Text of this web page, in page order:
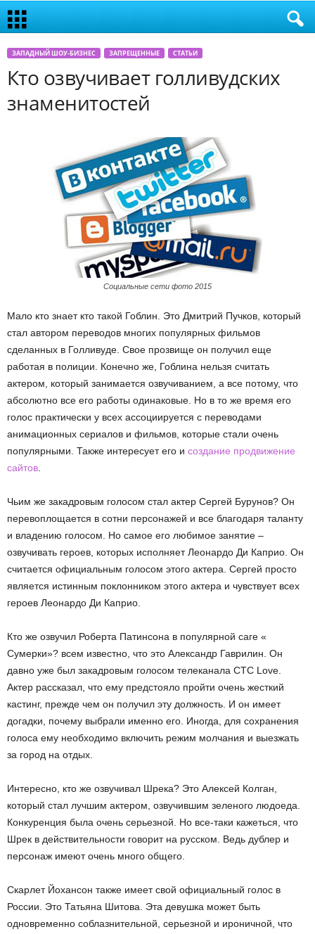
ЗАПАДНЫЙ ШОУ-БИЗНЕС ЗАПРЕЩЕННЫЕ СТАТЬИ
Кто озвучивает голливудских
знаменитостей
Социальные сети фото 2015
Мало кто знает кто такой Гоблин. Это Дмитрий Пучков, который
стал автором переводов многих популярных фильмов
сделанных в Голливуде. Свое прозвище он получил еще
работая в полиции. Конечно же, Гоблина нельзя считать
актером, который занимается озвучиванием, а все потому, что
абсолютно все его работы одинаковые. Но в то же время его
голос практически у всех ассоциируется с переводами
анимационных сериалов и фильмов, которые стали очень
популярными. Также интересует его и создание продвижение
сайтов
Чьим же закадровым голосом стал актер Сергей Бурунов? Он
перевоплощается в сотни персонажей и все благодаря таланту
и владению голосом. Но самое его любимое занятие –
озвучивать героев, которых исполняет Леонардо Ди Каприо. Он
считается официальным голосом этого актера. Сергей просто
является истинным поклонником этого актера и чувствует всех
героев Леонардо Ди Каприо.
Кто же озвучил Роберта Патинсона в популярной саге «
Сумерки»? всем известно, что это Александр Гаврилин. Он
давно уже был закадровым голосом телеканала СТС Love.
Актер рассказал, что ему предстояло пройти очень жесткий
кастинг, прежде чем он получил эту должность. И он имеет
догадки, почему выбрали именно его. Иногда, для сохранения
голоса ему необходимо включить режим молчания и выезжать
за город на отдых.
Интересно, кто же озвучивал Шрека? Это Алексей Колган,
который стал лучшим актером, озвучившим зеленого людоеда.
Конкуренция была очень серьезной. Но все-таки кажеться, что
Шрек в действительности говорит на русском. Ведь дублер и
персонаж имеют очень много общего.
Скарлет Йохансон также имеет свой официальный голос в
России. Это Татьяна Шитова. Эта девушка может быть
одновременно соблазнительной, серьезной и ироничной, что